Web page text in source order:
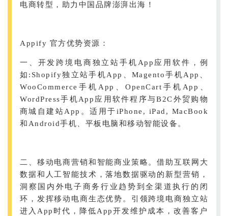
电商转型，助力中国品牌澎湃出海！
Appify 官方优势资源：
一、开发跨境电商独立站手机App应用软件，例
如:Shopify独立站手机App、Magento手机App、
WooCommerce手机App、OpenCart手机App、
WordPress手机App应用软件程序与B2C外贸购物
商城自建站App。适用于iPhone, iPad, MacBook
和Android手机、平板电脑和移动智能设备。
二、移动电商营销和智能商业策略。借助互联网大
数据和人工智能技术，落地数据驱动的新型营销，
洞察国内外电子商务行业趋势到全渠道执行的闭
环，发挥移动电商生态优势。引领跨境电商独立站
进入App时代，降低App开发维护成本，改善客户